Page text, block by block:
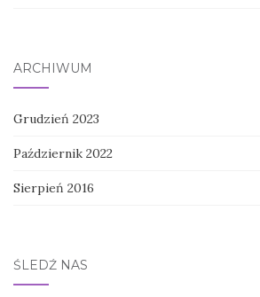
ARCHIWUM
Grudzień 2023
Październik 2022
Sierpień 2016
ŚLEDŹ NAS